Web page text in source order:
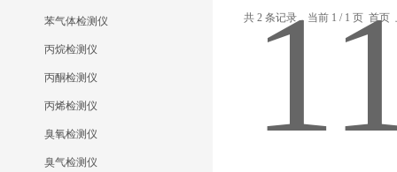
苯气体检测仪
丙烷检测仪
丙酮检测仪
丙烯检测仪
臭氧检测仪
臭气检测仪
共 2 条记录，当前 1 / 1 页 首